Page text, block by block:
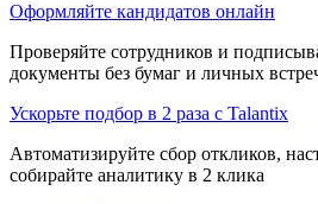
Оформляйте кандидатов онлайн
Проверяйте сотрудников и
документы без бумаг и личных
Ускорьте подбор в 2 раза с Talantix
Автоматизируйте сбор откликов,
собирайте аналитику в 2 клика